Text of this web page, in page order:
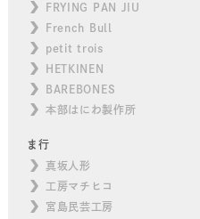
FRYING PAN JIU
French Bull
petit trois
HETKINEN
BAREBONES
本部はにわ製作所
ま行
真坂人形
工房マチヒコ
宮島民芸工房